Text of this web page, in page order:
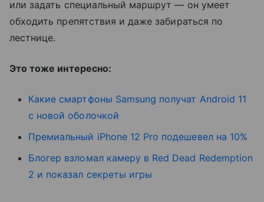
или задать специальный маршрут — он умеет
обходить препятствия и даже забираться по
лестнице.
Это тоже интересно:
Какие смартфоны Samsung получат Android 11
с новой оболочкой
Премиальный iPhone 12 Pro подешевел на 10%
Блогер взломал камеру в Red Dead Redemption
2 и показал секреты игры